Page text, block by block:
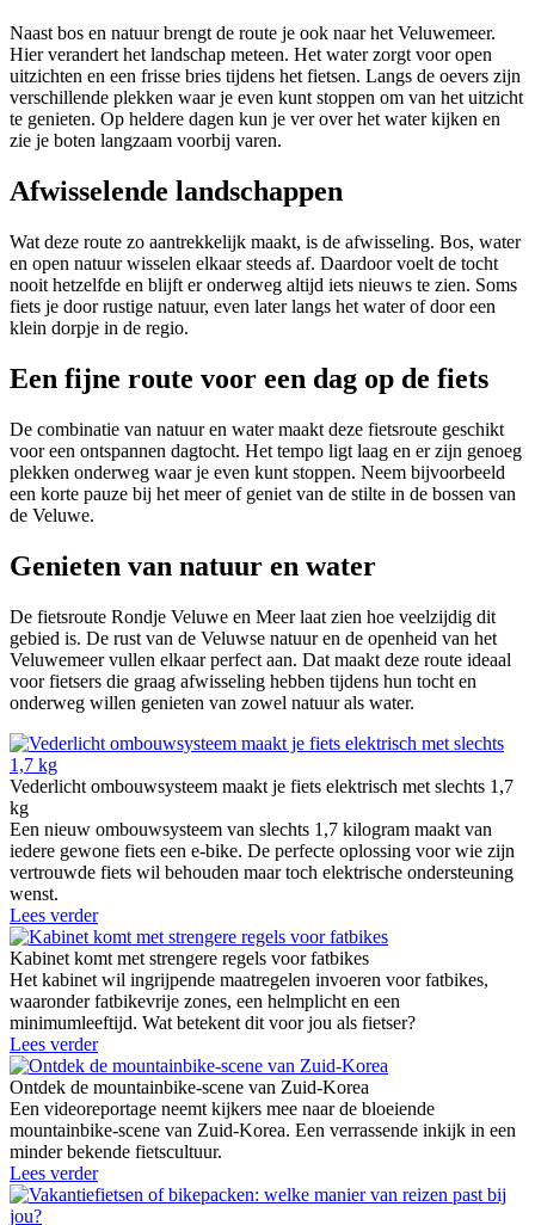
Naast bos en natuur brengt de route je ook naar het Veluwemeer.
Hier verandert het landschap meteen. Het water zorgt voor open
uitzichten en een frisse bries tijdens het fietsen. Langs de oevers zijn
verschillende plekken waar je even kunt stoppen om van het uitzicht
te genieten. Op heldere dagen kun je ver over het water kijken en
zie je boten langzaam voorbij varen.
Afwisselende landschappen
Wat deze route zo aantrekkelijk maakt, is de afwisseling. Bos, water
en open natuur wisselen elkaar steeds af. Daardoor voelt de tocht
nooit hetzelfde en blijft er onderweg altijd iets nieuws te zien. Soms
fiets je door rustige natuur, even later langs het water of door een
klein dorpje in de regio.
Een fijne route voor een dag op de fiets
De combinatie van natuur en water maakt deze fietsroute geschikt
voor een ontspannen dagtocht. Het tempo ligt laag en er zijn genoeg
plekken onderweg waar je even kunt stoppen. Neem bijvoorbeeld
een korte pauze bij het meer of geniet van de stilte in de bossen van
de Veluwe.
Genieten van natuur en water
De fietsroute Rondje Veluwe en Meer laat zien hoe veelzijdig dit
gebied is. De rust van de Veluwse natuur en de openheid van het
Veluwemeer vullen elkaar perfect aan. Dat maakt deze route ideaal
voor fietsers die graag afwisseling hebben tijdens hun tocht en
onderweg willen genieten van zowel natuur als water.
Vederlicht ombouwsysteem maakt je fiets elektrisch met slechts 1,7
kg
Een nieuw ombouwsysteem van slechts 1,7 kilogram maakt van
iedere gewone fiets een e-bike. De perfecte oplossing voor wie zijn
vertrouwde fiets wil behouden maar toch elektrische ondersteuning
wenst.
Lees verder
Kabinet komt met strengere regels voor fatbikes
Het kabinet wil ingrijpende maatregelen invoeren voor fatbikes,
waaronder fatbikevrije zones, een helmplicht en een
minimumleeftijd. Wat betekent dit voor jou als fietser?
Lees verder
Ontdek de mountainbike-scene van Zuid-Korea
Een videoreportage neemt kijkers mee naar de bloeiende
mountainbike-scene van Zuid-Korea. Een verrassende inkijk in een
minder bekende fietscultuur.
Lees verder